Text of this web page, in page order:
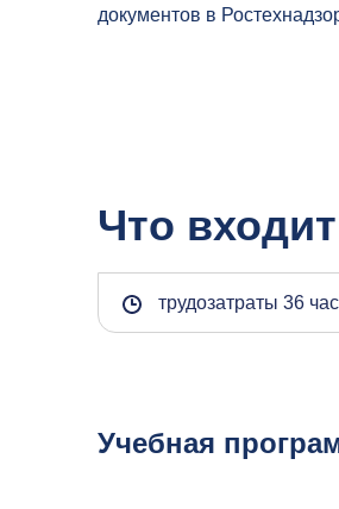
документов в
Что
трудозатраты 36
Учебная